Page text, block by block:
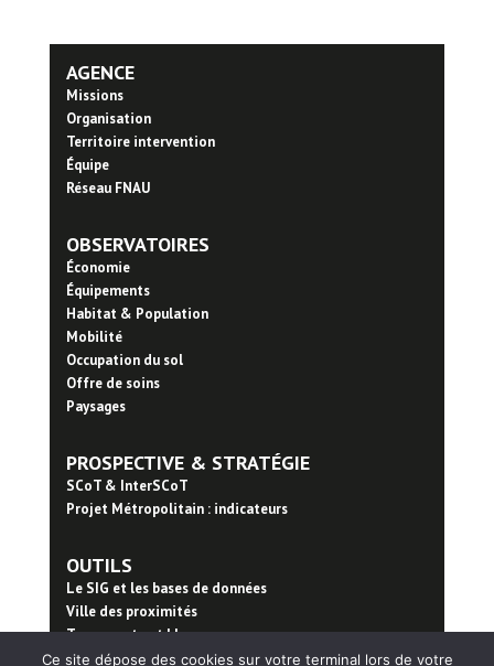
AGENCE
Missions
Organisation
Territoire intervention
Équipe
Réseau FNAU
OBSERVATOIRES
Économie
Équipements
Habitat & Population
Mobilité
Occupation du sol
Offre de soins
Paysages
PROSPECTIVE & STRATÉGIE
SCoT & InterSCoT
Projet Métropolitain : indicateurs
OUTILS
Le SIG et les bases de données
Ville des proximités
Trame verte et bleue
Ce site dépose des cookies sur votre terminal lors de votre